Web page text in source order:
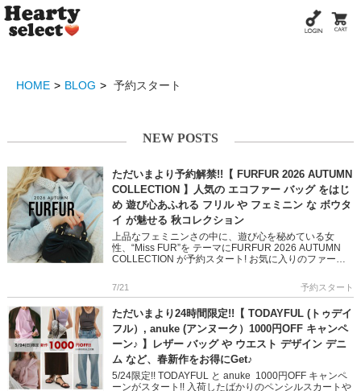
HOME BLOG 予約スタート
NEW POSTS
ただいまより予約解禁!!【 FURFUR 2026 AUTUMN
COLLECTION 】人気の エコファー バッグ をはじ
め 遊び心あふれる フリル や フェミニン な ボウタ
イ が魅せる 秋コレクション
上品なフェミニンさの中に、遊び心を秘めている女
性、“Miss FUR”を テーマにFURFUR 2026 AUTUMN
COLLECTION が予約スタート! お気に入りのファー、
7/21 予約スタート
ただいまより24時間限定!!【 TODAYFUL (トゥデイ
フル）, anuke (アンヌーク）1000円OFF キャンペ
ーン♪ 】レザー バッグ や ウエスト デザイン デニ
ム など、春新作をお得にGet♪
5/24限定!! TODAYFUL と anuke 1000円OFF キャンペ
ーンがスタート!! 入荷したばかりのペンシルスカートや